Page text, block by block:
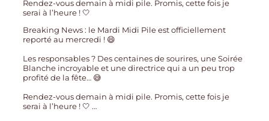
Breaking News : le Mardi Midi Pile est officiellement
reporté au mercredi ! 😄
Les responsables ? Des centaines de sourires, une Soirée
Blanche incroyable et une directrice qui a un peu trop
profité de la fête… 😅
Rendez-vous demain à midi pile. Promis, cette fois je
serai à l’heure ! 🤍 …